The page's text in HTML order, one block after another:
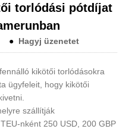
torlódási pótdíjat
● Hagyj üzenetet
kikötői torlódásokra
ügyfeleit, hogy kikötői
szállítják
TEU-nként 250 USD, 200 GBP